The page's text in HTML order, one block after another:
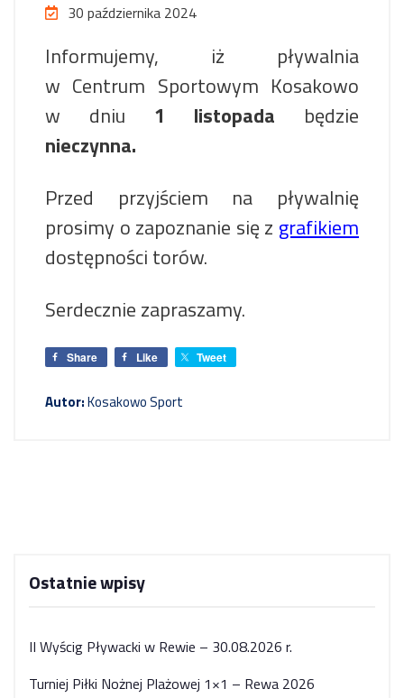
30 października 2024
Informujemy, iż pływalnia
w Centrum Sportowym Kosakowo
w dniu 1 listopada będzie
nieczynna.
Przed przyjściem na pływalnię
prosimy o zapoznanie się z grafikiem
dostępności torów.
Serdecznie zapraszamy.
Share Like Tweet
Autor:Kosakowo Sport
Ostatnie wpisy
II Wyścig Pływacki w Rewie – 30.08.2026 r.
Turniej Piłki Nożnej Plażowej 1×1 – Rewa 2026